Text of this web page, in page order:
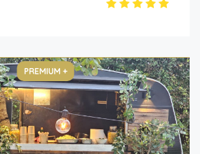
PREMIUM +